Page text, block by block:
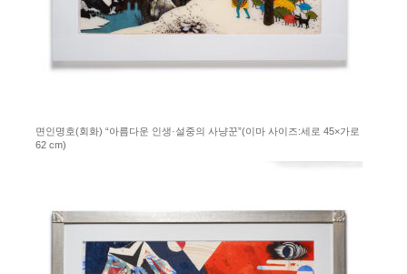
면인명호(회화) “아름다운 인생·설중의 사냥꾼”(이마 사이즈:세로 45×가로
62 cm)